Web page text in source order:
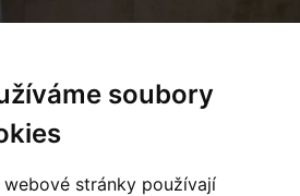
soubory
stránky používají
nad Loučnou